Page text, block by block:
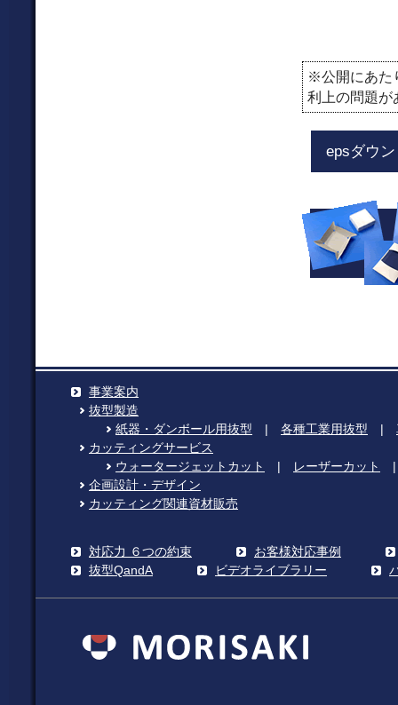
※公開にあた
利上の問題が
epsダウ
事業案内
抜型製造
紙器・ダンボール用抜型 | 各種工業用抜型 |
カッティングサービス
ウォータージェットカット
| レーザーカット
企画設計・デザイン
カッティング関連資材販売
対応力 ６つの約束
お客様対応事例
抜型QandA
ビデオライブラリー